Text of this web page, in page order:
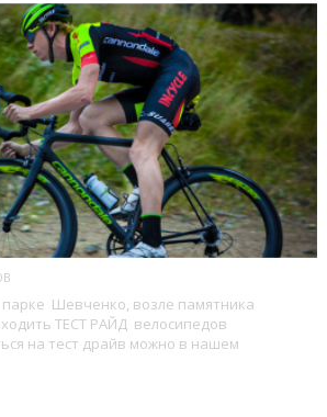
парке Шевченко, возле памятника
ТЕСТ РАЙД велосипедов
на тест драйв можно в нашем